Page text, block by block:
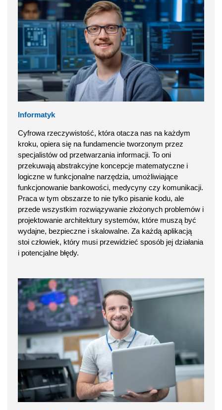
Informatyk
Cyfrowa rzeczywistość, która otacza nas na każdym
kroku, opiera się na fundamencie tworzonym przez
specjalistów od przetwarzania informacji. To oni
przekuwają abstrakcyjne koncepcje matematyczne i
logiczne w funkcjonalne narzędzia, umożliwiające
funkcjonowanie bankowości, medycyny czy komunikacji.
Praca w tym obszarze to nie tylko pisanie kodu, ale
przede wszystkim rozwiązywanie złożonych problemów i
projektowanie architektury systemów, które muszą być
wydajne, bezpieczne i skalowalne. Za każdą aplikacją
stoi człowiek, który musi przewidzieć sposób jej działania
i potencjalne błędy.